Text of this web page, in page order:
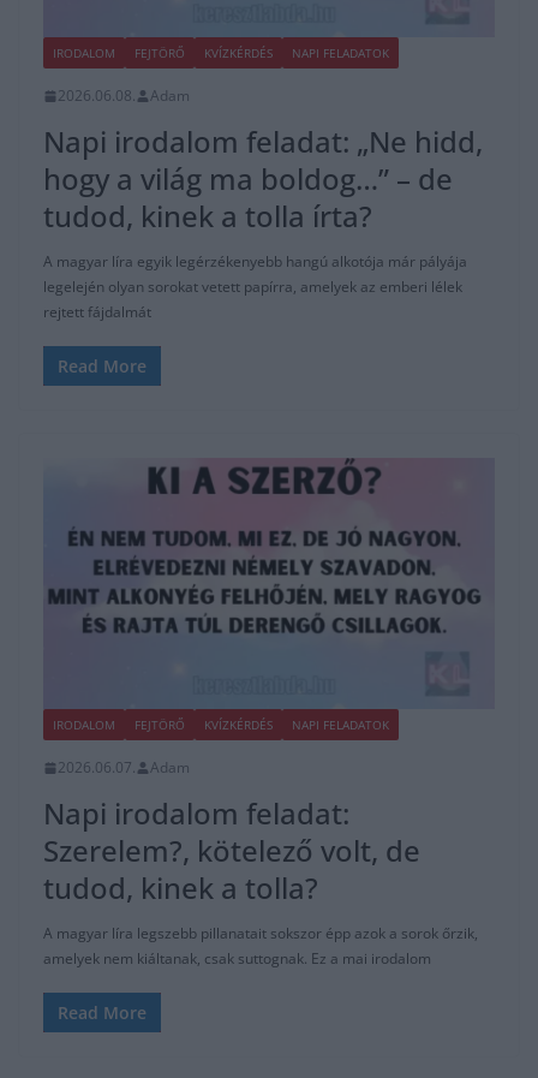
IRODALOM FEJTÖRŐ KVÍZKÉRDÉS NAPI FELADATOK
2026.06.08. Adam
Napi irodalom feladat: „Ne hidd,
hogy a világ ma boldog…” – de
tudod, kinek a tolla írta?
A magyar líra egyik legérzékenyebb hangú alkotója már pályája
legelején olyan sorokat vetett papírra, amelyek az emberi lélek
rejtett fájdalmát
Read More
IRODALOM FEJTÖRŐ KVÍZKÉRDÉS NAPI FELADATOK
2026.06.07. Adam
Napi irodalom feladat:
Szerelem?, kötelező volt, de
tudod, kinek a tolla?
A magyar líra legszebb pillanatait sokszor épp azok a sorok őrzik,
amelyek nem kiáltanak, csak suttognak. Ez a mai irodalom
Read More